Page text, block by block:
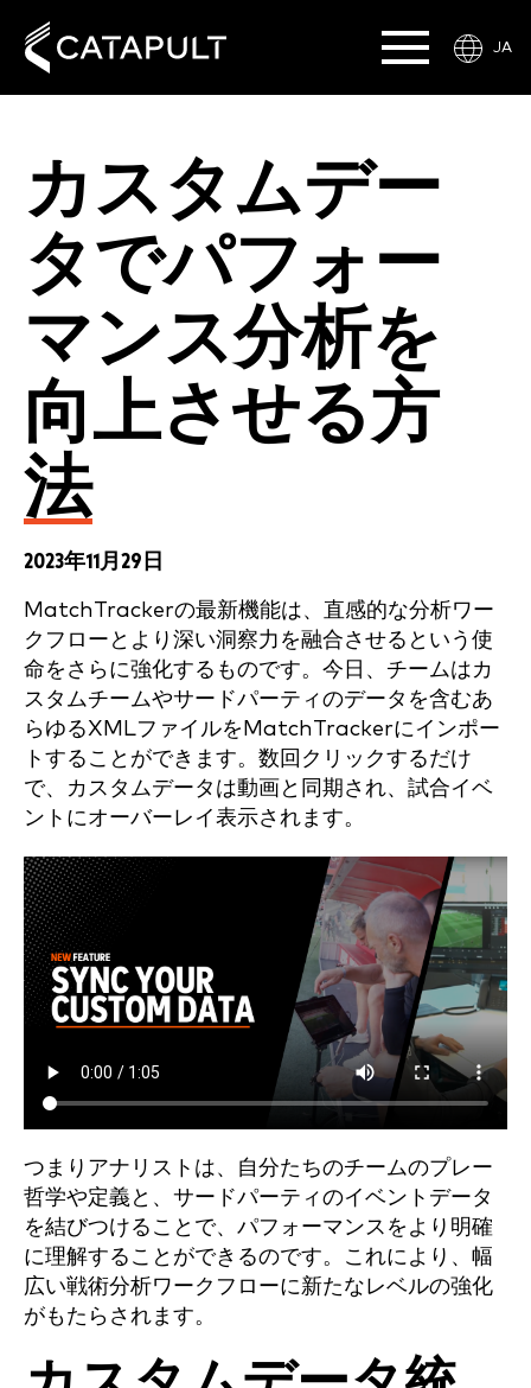
JA
カスタムデー
タでパフォー
マンス分析を
向上させる方
法
2023年11月29日
MatchTrackerの最新機能は、直感的な分析ワー
クフローとより深い洞察力を融合させるという使
命をさらに強化するものです。今日、チームはカ
スタムチームやサードパーティのデータを含むあ
らゆるXMLファイルをMatchTrackerにインポー
トすることができます。数回クリックするだけ
で、カスタムデータは動画と同期され、試合イベ
ントにオーバーレイ表示されます。
つまりアナリストは、自分たちのチームのプレー
哲学や定義と、サードパーティのイベントデータ
を結びつけることで、パフォーマンスをより明確
に理解することができるのです。これにより、幅
広い戦術分析ワークフローに新たなレベルの強化
がもたらされます。